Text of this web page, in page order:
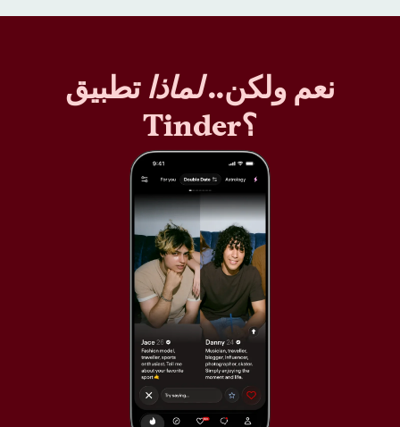
نعم ولكن..لماذا تطبيق
Tinder؟